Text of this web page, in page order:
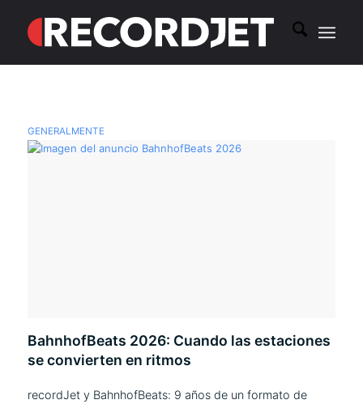
GENERALMENTE
BahnhofBeats 2026: Cuando las estaciones
se convierten en ritmos
recordJet y BahnhofBeats: 9 años de un formato de